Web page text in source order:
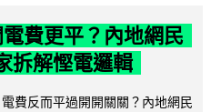
費更平？內地網民
拆解慳電邏輯
費反而平過開開關關？內地網民